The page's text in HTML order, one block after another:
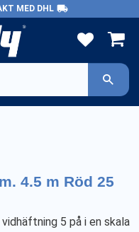
MED DHL local_shipping
4.5 m Röd 25
5 på i en skala